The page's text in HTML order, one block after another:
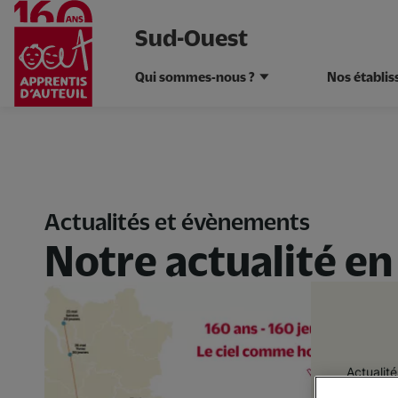
Sud-Ouest
Qui sommes-nous ? Nos
Actualités et évènements
Notre actualité en